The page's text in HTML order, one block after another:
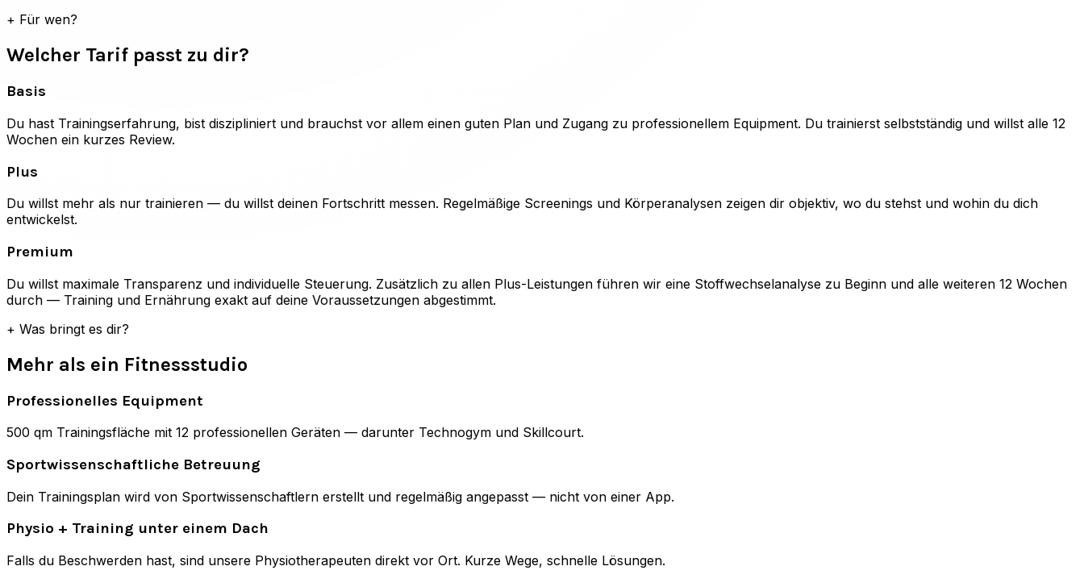
+ Für wen?
Welcher Tarif passt zu dir?
Basis
Du hast Trainingserfahrung, bist diszipliniert und brauchst vor allem einen guten Plan und Zugang zu professionellem Equipment. Du trainierst selbstständig und willst alle 12
Wochen ein kurzes Review.
Plus
Du willst mehr als nur trainieren — du willst deinen Fortschritt messen. Regelmäßige Screenings und Körperanalysen zeigen dir objektiv, wo du stehst und wohin du dich
entwickelst.
Premium
Du willst maximale Transparenz und individuelle Steuerung. Zusätzlich zu allen Plus-Leistungen führen wir eine Stoffwechselanalyse zu Beginn und alle weiteren 12 Wochen
durch — Training und Ernährung exakt auf deine Voraussetzungen abgestimmt.
+ Was bringt es dir?
Mehr als ein Fitnessstudio
Professionelles Equipment
500 qm Trainingsfläche mit 12 professionellen Geräten — darunter Technogym und Skillcourt.
Sportwissenschaftliche Betreuung
Dein Trainingsplan wird von Sportwissenschaftlern erstellt und regelmäßig angepasst — nicht von einer App.
Physio + Training unter einem Dach
Falls du Beschwerden hast, sind unsere Physiotherapeuten direkt vor Ort. Kurze Wege, schnelle Lösungen.